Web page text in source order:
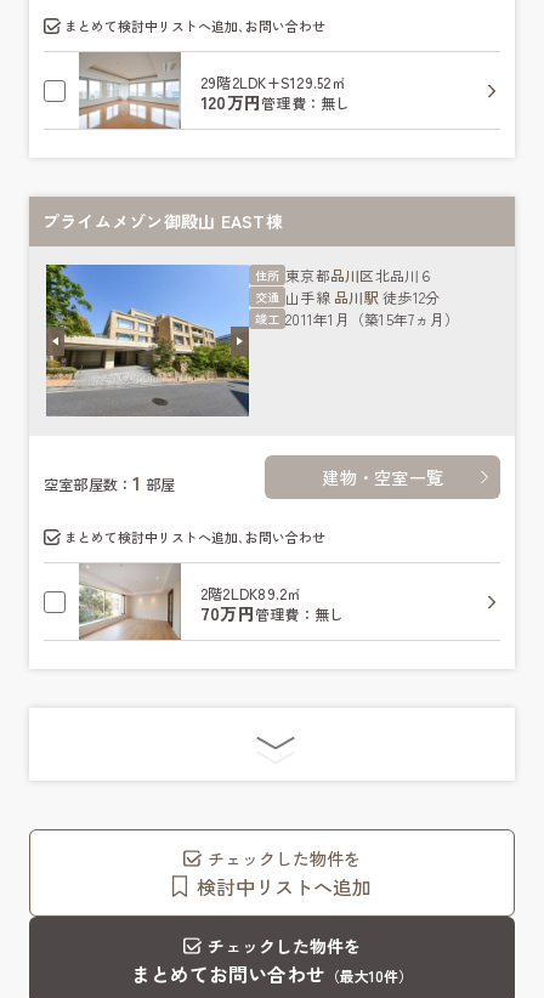
まとめて検討中リストへ追加､お問い合わせ
29階2LDK+S129.52㎡
120万円管理費：無し
プライムメゾン御殿山 EAST棟
住所 東京都品川区北品川６
交通 山手線 品川駅 徒歩12分
竣工 2011年1月（築15年7ヵ月）
空室部屋数：1 部屋 建物・空室一覧
まとめて検討中リストへ追加､お問い合わせ
2階2LDK89.2㎡
70万円管理費：無し
チェックした物件を
検討中リストへ追加
チェックした物件を
まとめてお問い合わせ （最大10件）